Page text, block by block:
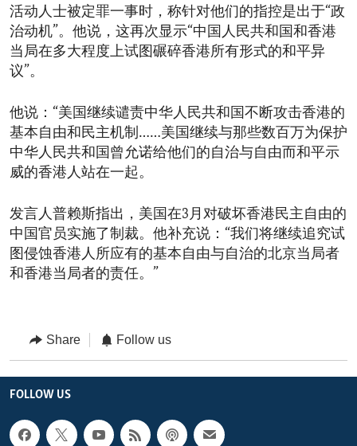
活动人士被定罪一事时，称针对他们的指控是出于“政
治动机”。他说，这再次显示“中国人民共和国和香港
当局在多大程度上试图碾碎香港所有形式的和平异
议”。
他说：“美国继续谴责中华人民共和国不断攻击香港的
基本自由和民主机制……美国继续与那些数百万为保护
中华人民共和国曾允诺给他们的自治与自由而和平示
威的香港人站在一起。
发言人普赖斯指出，美国在3月对破坏香港民主自由的
中国官员实施了制裁。他补充说：“我们将继续追究试
图侵蚀香港人所应有的基本自由与自治的北京当局者
和香港当局者的责任。”
Share Follow us
FOLLOW US